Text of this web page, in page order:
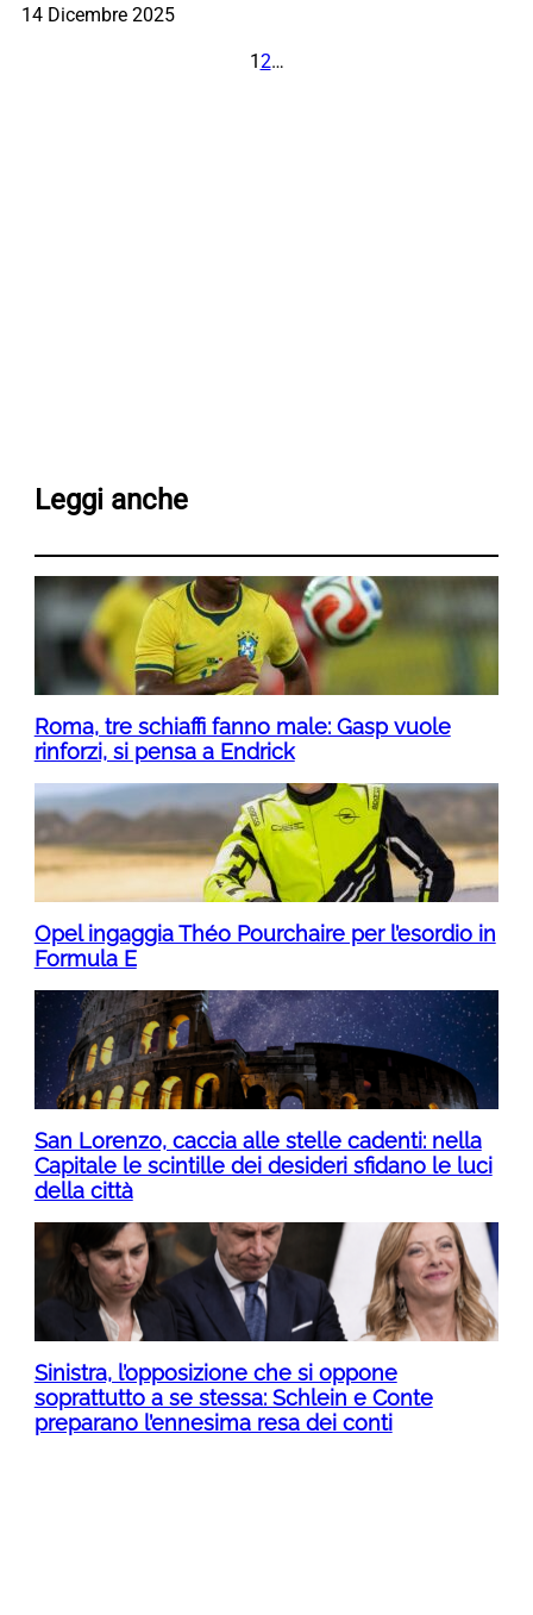
14 Dicembre 2025
1 2…
Leggi anche
Roma, tre schiaffi fanno male: Gasp vuole
rinforzi, si pensa a Endrick
Opel ingaggia Théo Pourchaire per l’esordio in
Formula E
San Lorenzo, caccia alle stelle cadenti: nella
Capitale le scintille dei desideri sfidano le luci
della città
Sinistra, l’opposizione che si oppone
soprattutto a se stessa: Schlein e Conte
preparano l’ennesima resa dei conti